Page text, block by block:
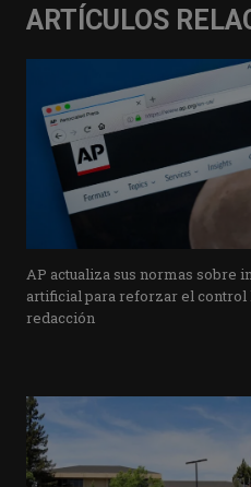
ARTÍCULOS
AP actualiza sus normas sobre
artificial para reforzar el control
redacción